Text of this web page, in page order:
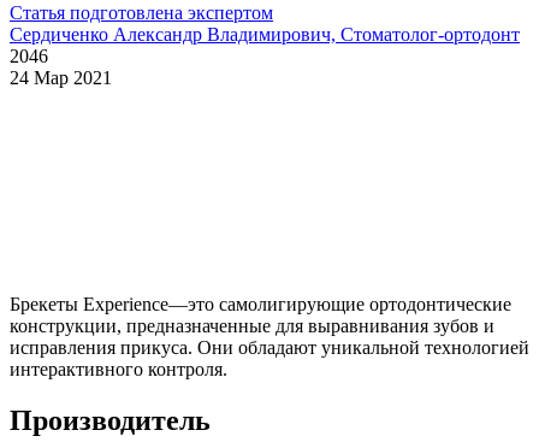
Статья подготовлена экспертом
Сердиченко Александр Владимирович, Стоматолог-ортодонт
2046
24 Мар 2021
Брекеты Experience—это самолигирующие ортодонтические
конструкции, предназначенные для выравнивания зубов и
исправления прикуса. Они обладают уникальной технологией
интерактивного контроля.
Производитель